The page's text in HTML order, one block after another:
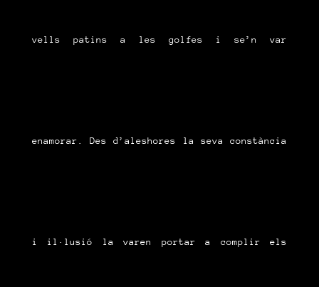
vells patins a les golfes i se’n var
enamorar. Des d’aleshores la seva constància
i il·lusió la varen portar a complir els